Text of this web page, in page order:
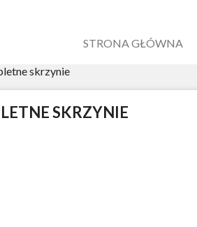
STRONA GŁÓWNA
skrzynie
SKRZYNIE